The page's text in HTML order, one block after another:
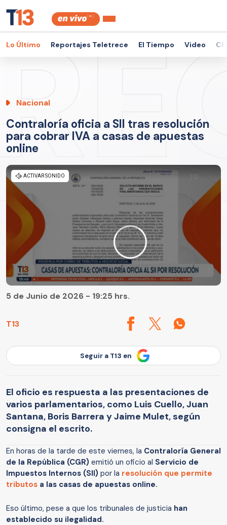
Lo Último Reportajes Teletrece El Tiempo Video
Nacional
Contraloría oficia a SII tras resolución
para cobrar IVA a casas de apuestas
online
T13
5 de Junio de 2026 - 19:25 hrs.
Seguir a T13 en
El oficio es respuesta a las presentaciones de
varios parlamentarios, como Luis Cuello, Juan
Santana, Boris Barrera y Jaime Mulet, según
consigna el escrito.
En horas de la tarde de este viernes, la Contraloría General
de la República (CGR) emitió un oficio al Servicio de
Impuestos Internos (SII) por la resolución que permite
tributos a las casas de apuestas online.
Eso último, pese a que los tribunales de justicia han
establecido su ilegalidad.